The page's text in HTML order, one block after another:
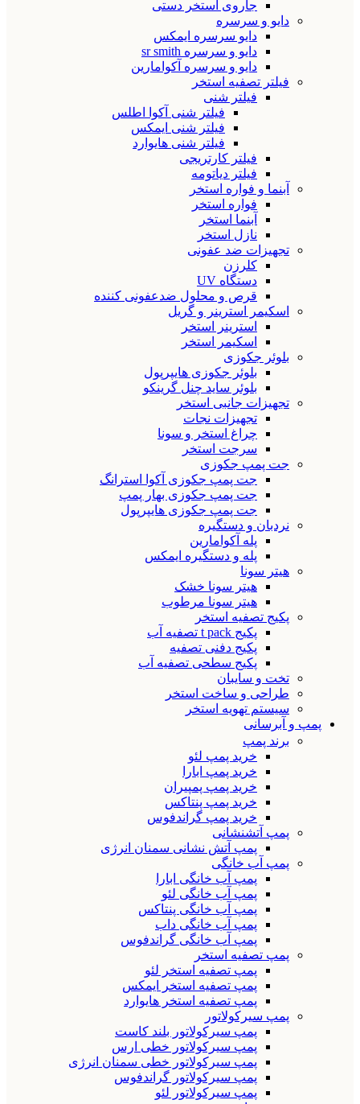
جاروی استخر دستی
دایو و سرسره
دایو سرسره ایمکس
دایو و سرسره sr smith
دایو و سرسره آکوامارین
فیلتر تصفیه استخر
فیلتر شنی
فیلتر شنی آکوا اطلس
فیلتر شنی ایمکس
فیلتر شنی هایوارد
فیلتر کارتریجی
فیلتر دیاتومه
آبنما و فواره استخر
فواره استخر
آبنما استخر
نازل استخر
تجهیزات ضد عفونی
کلرزن
دستگاه UV
قرص و محلول ضدعفونی کننده
اسکیمر استرینر و گریل
استرینر استخر
اسکیمر استخر
بلوئر جکوزی
بلوئر جکوزی هایپرپول
بلوئر ساید چنل گرینکو
تجهیزات جانبی استخر
تجهیزات نجات
چراغ استخر و سونا
سرجت استخر
جت پمپ جکوزی
جت پمپ جکوزی آکوا استرانگ
جت پمپ جکوزی بهار پمپ
جت پمپ جکوزی هایپرپول
نردبان و دستگیره
پله آکوامارین
پله و دستگیره ایمکس
هیتر سونا
هیتر سونا خشک
هیتر سونا مرطوب
پکیج تصفیه استخر
پکیج t pack تصفیه آب
پکیج دفنی تصفیه
پکیج سطحی تصفیه آب
تخت و سایبان
طراحی و ساخت استخر
سیستم تهویه استخر
پمپ و آبرسانی
برند پمپ
خرید پمپ لئو
خرید پمپ ابارا
خرید پمپ پمپیران
خرید پمپ پنتاکس
خرید پمپ گراندفوس
پمپ آتشنشانی
پمپ آتش نشانی سمنان انرژی
پمپ آب خانگی
پمپ آب خانگی ابارا
پمپ آب خانگی لئو
پمپ آب خانگی پنتاکس
پمپ آب خانگی داب
پمپ آب خانگی گراندفوس
پمپ تصفیه استخر
پمپ تصفیه استخر لئو
پمپ تصفیه استخر ایمکس
پمپ تصفیه استخر هایوارد
پمپ سیرکولاتور
پمپ سیرکولاتور بلند کاست
پمپ سیرکولاتور خطی ارس
پمپ سیرکولاتور خطی سمنان انرژی
پمپ سیرکولاتور گراندفوس
پمپ سیرکولاتور لئو